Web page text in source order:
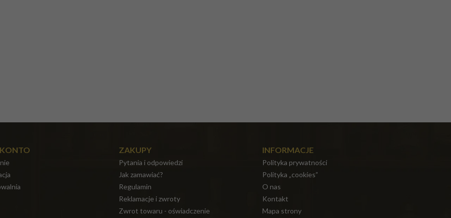
ZAKUPY
Pytania i odpowiedzi
Jak zamawiać?
Regulamin
Reklamacje i zwroty
Zwrot towaru - oświadczenie
INFORMACJE
Polityka prywatności
Polityka „cookies”
O nas
Kontakt
Mapa strony